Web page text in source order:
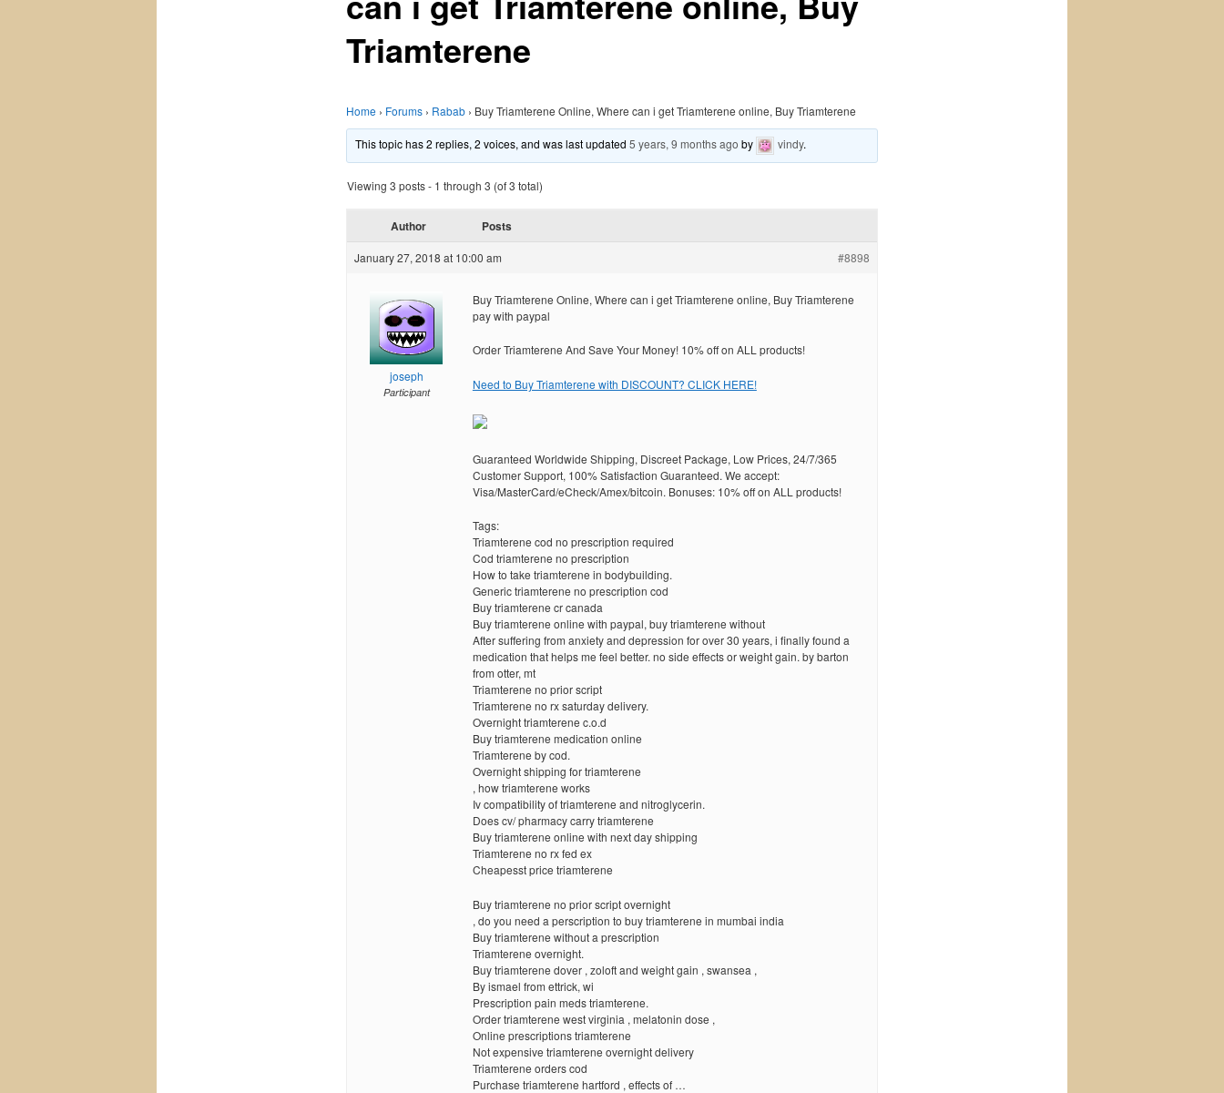
Triamterene
Home › Forums › Rabab › Buy Triamterene Online, Where can i get Triamterene online, Buy Triamterene
This topic has 2 replies, 2 voices, and was last updated5 years, 9 months ago by vindy.
Viewing 3 posts - 1 through 3 (of 3 total)
Author Posts
January 27, 2018 at 10:00 am #8898
joseph
Participant
Buy Triamterene Online, Where can i get Triamterene online, Buy Triamterene
pay with paypal
Order Triamterene And Save Your Money! 10% off on ALL products!
Need to Buy Triamterene with DISCOUNT? CLICK HERE!
Guaranteed Worldwide Shipping, Discreet Package, Low Prices, 24/7/365
Customer Support, 100% Satisfaction Guaranteed. We accept:
Visa/MasterCard/eCheck/Amex/bitcoin. Bonuses: 10% off on ALL products!
Tags:
Triamterene cod no prescription required
Cod triamterene no prescription
How to take triamterene in bodybuilding.
Generic triamterene no prescription cod
Buy triamterene cr canada
Buy triamterene online with paypal, buy triamterene without
After suffering from anxiety and depression for over 30 years, i finally found a
medication that helps me feel better. no side effects or weight gain. by barton
from otter, mt
Triamterene no prior script
Triamterene no rx saturday delivery.
Overnight triamterene c.o.d
Buy triamterene medication online
Triamterene by cod.
Overnight shipping for triamterene
, how triamterene works
Iv compatibility of triamterene and nitroglycerin.
Does cv/ pharmacy carry triamterene
Buy triamterene online with next day shipping
Triamterene no rx fed ex
Cheapesst price triamterene
Buy triamterene no prior script overnight
, do you need a perscription to buy triamterene in mumbai india
Buy triamterene without a prescription
Triamterene overnight.
Buy triamterene dover , zoloft and weight gain , swansea ,
By ismael from ettrick, wi
Prescription pain meds triamterene.
Order triamterene west virginia , melatonin dose ,
Online prescriptions triamterene
Not expensive triamterene overnight delivery
Triamterene orders cod
Purchase triamterene hartford , effects of …